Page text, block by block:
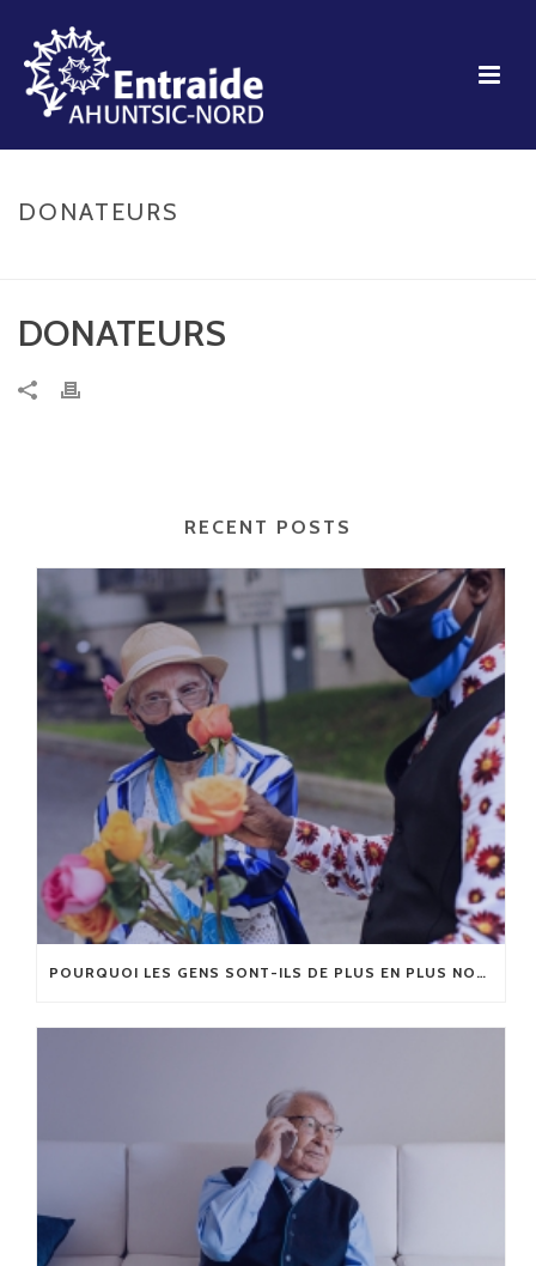
DONATEURS
DONATEURS
RECENT POSTS
POURQUOI LES GENS SONT-ILS DE PLUS EN PLUS NOMBREUX À FAIRE UN DON PAR TESTAMENT ?